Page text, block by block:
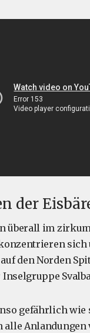
der
überall im
sich
den Norden
gefährlich wie
alle Anlandungen